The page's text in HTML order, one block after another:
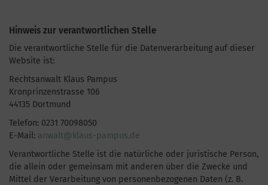
Hinweis zur verantwortlichen Stelle
Die verantwortliche Stelle für die Datenverarbeitung auf dieser
Website ist:
Rechtsanwalt Klaus Pampus
Kronprinzenstrasse 106
44135 Dortmund
Telefon: 0231 70098050
E-Mail: anwalt@klaus-pampus.de
Verantwortliche Stelle ist die natürliche oder juristische Person,
die allein oder gemeinsam mit anderen über die Zwecke und
Mittel der Verarbeitung von personenbezogenen Daten (z. B.